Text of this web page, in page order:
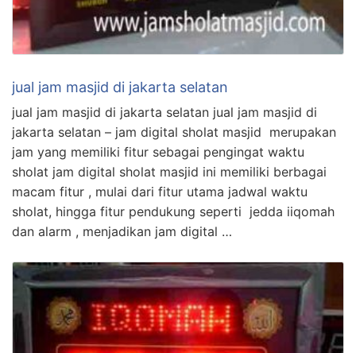
jual jam masjid di jakarta selatan
jual jam masjid di jakarta selatan jual jam masjid di
jakarta selatan – jam digital sholat masjid merupakan
jam yang memiliki fitur sebagai pengingat waktu
sholat jam digital sholat masjid ini memiliki berbagai
macam fitur , mulai dari fitur utama jadwal waktu
sholat, hingga fitur pendukung seperti jedda iiqomah
dan alarm , menjadikan jam digital …